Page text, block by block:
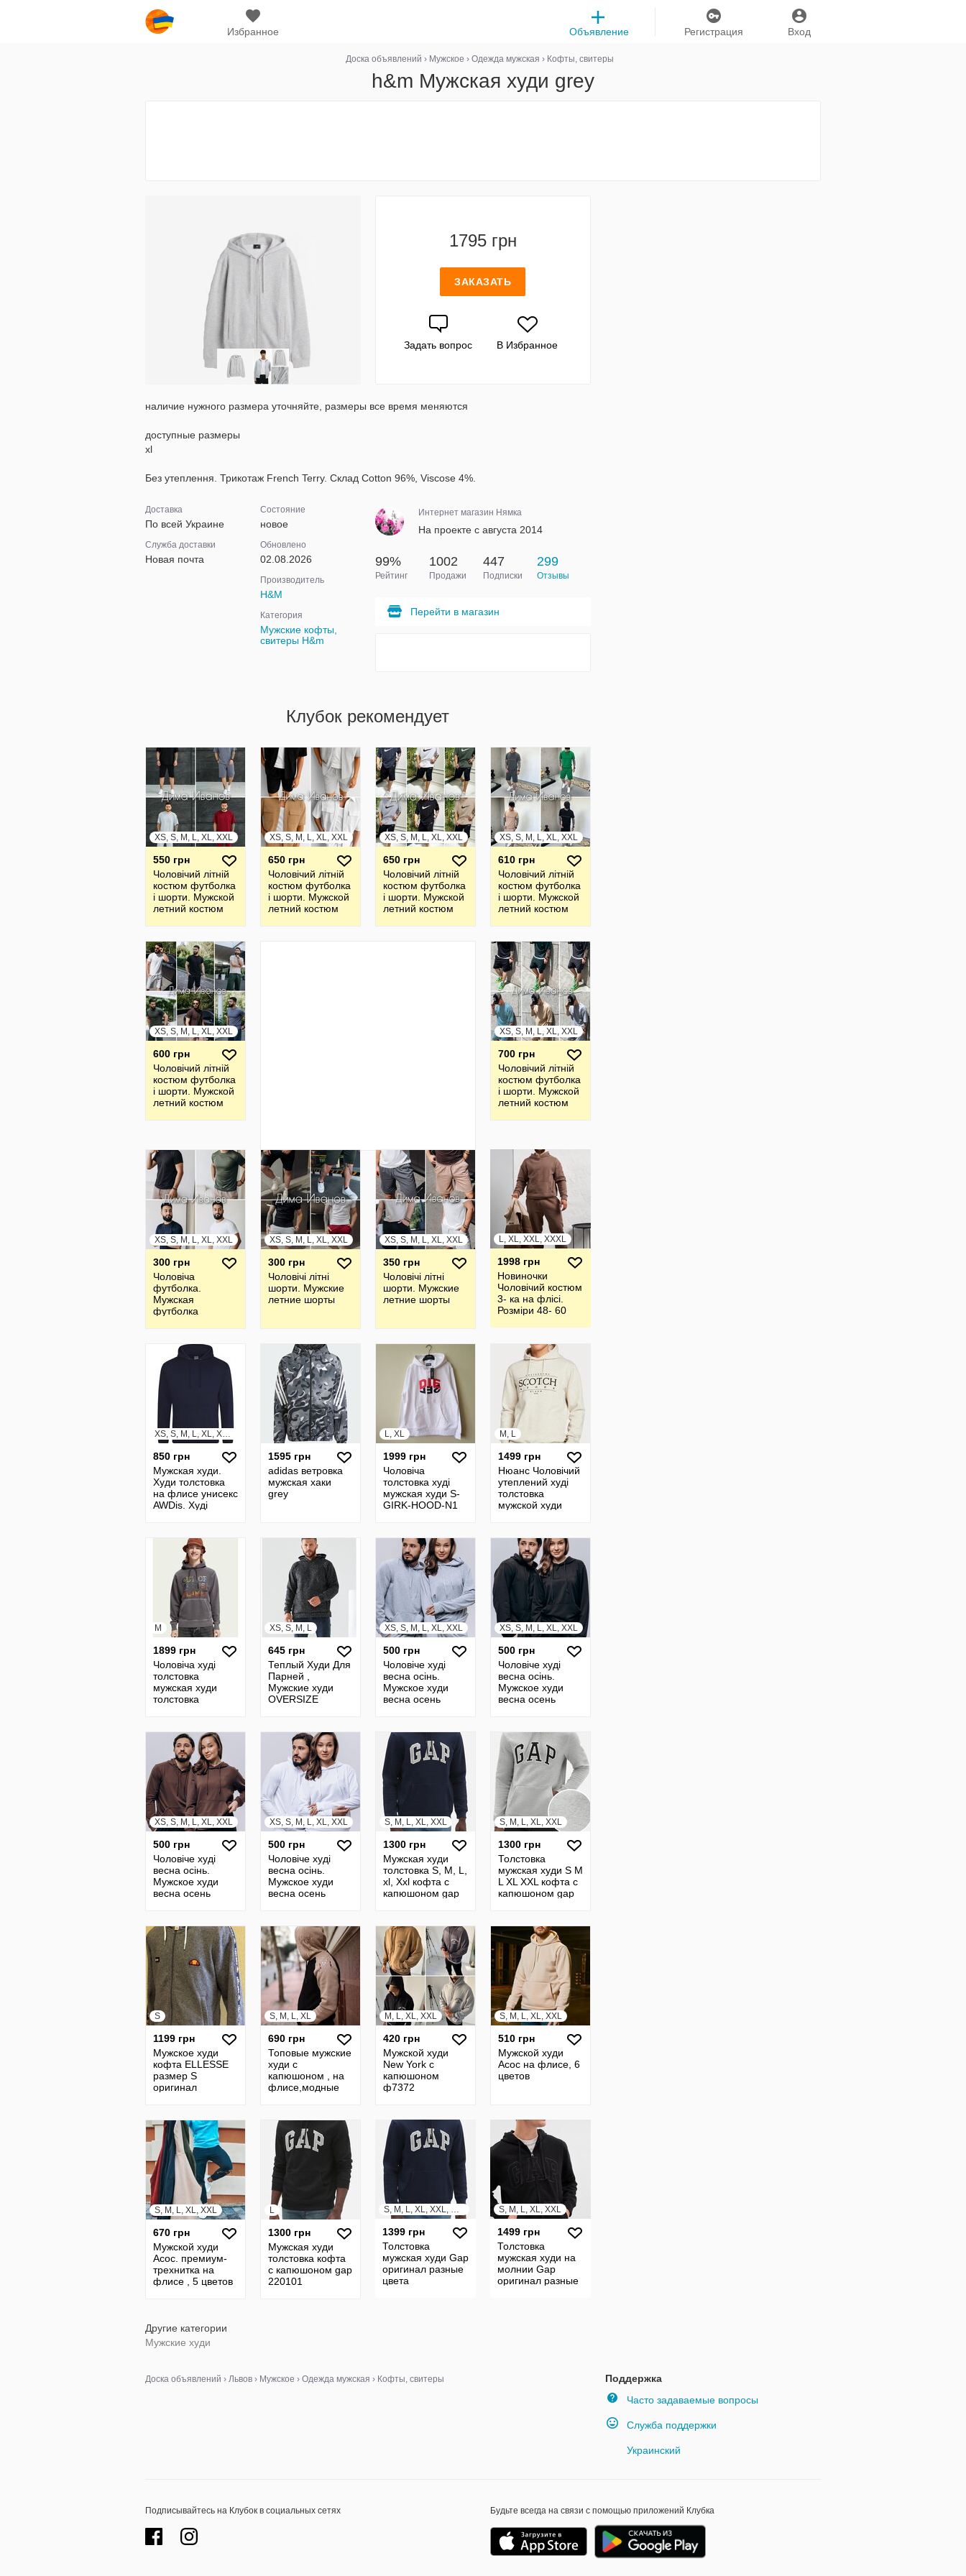
Избранное Вход
Регистрация
Объявление
Доска объявлений › Мужское › Одежда мужская › Кофты, свитеры
h&m Мужская худи grey
1795 грн
ЗАКАЗАТЬ
Задать вопрос В Избранное
наличие нужного размера уточняйте, размеры все время меняются
доступные размеры
xl
Без утеплення. Трикотаж French Terry. Склад Cotton 96%, Viscose 4%.
Доставка
По всей Украине
Служба доставки
Новая почта
Состояние
новое
Обновлено
02.08.2026
Производитель
H&M
Категория
Мужские кофты,
свитеры H&m
Интернет магазин Нямка
На проекте с августа 2014
99%
Рейтинг
1002
Продажи
447
Подписки
299
Отзывы
Перейти в магазин
Клубок рекомендует
XS, S, M, L, XL, XXL
550 грн
Чоловічий літній
костюм футболка
і шорти. Мужской
летний костюм
XS, S, M, L, XL, XXL
650 грн
Чоловічий літній
костюм футболка
і шорти. Мужской
летний костюм
XS, S, M, L, XL, XXL
650 грн
Чоловічий літній
костюм футболка
і шорти. Мужской
летний костюм
XS, S, M, L, XL, XXL
610 грн
Чоловічий літній
костюм футболка
і шорти. Мужской
летний костюм
XS, S, M, L, XL, XXL
600 грн
Чоловічий літній
костюм футболка
і шорти. Мужской
летний костюм
XS, S, M, L, XL, XXL
700 грн
Чоловічий літній
костюм футболка
і шорти. Мужской
летний костюм
XS, S, M, L, XL, XXL
300 грн
Чоловіча
футболка.
Мужская
футболка
XS, S, M, L, XL, XXL
300 грн
Чоловічі літні
шорти. Мужские
летние шорты
XS, S, M, L, XL, XXL
350 грн
Чоловічі літні
шорти. Мужские
летние шорты
L, XL, XXL, XXXL
1998 грн
Новиночки
Чоловічий костюм
3- ка на флісі.
Розміри 48- 60
XS, S, M, L, XL, XXL, XXXL
850 грн
Мужская худи.
Худи толстовка
на флисе унисекс
AWDis. Худі
Худі фліс
1595 грн
adidas ветровка
мужская хаки
grey
L, XL
1999 грн
Чоловіча
толстовка худі
мужская худи S-
GIRK-HOOD-N1
M, L
1499 грн
Нюанс Чоловічий
утеплений худі
толстовка
мужской худи
Оригінал
M
1899 грн
Чоловіча худі
толстовка
мужская худи
толстовка
XS, S, M, L
645 грн
Теплый Худи Для
Парней ,
Мужские худи
OVERSIZE
XS, S, M, L, XL, XXL
500 грн
Чоловіче худі
весна осінь.
Мужское худи
весна осень
XS, S, M, L, XL, XXL
500 грн
Чоловіче худі
весна осінь.
Мужское худи
весна осень
XS, S, M, L, XL, XXL
500 грн
Чоловіче худі
весна осінь.
Мужское худи
весна осень
XS, S, M, L, XL, XXL
500 грн
Чоловіче худі
весна осінь.
Мужское худи
весна осень
S, M, L, XL, XXL
1300 грн
Мужская худи
толстовка S, M, L,
xl, Хxl кофта с
капюшоном gap
S, M, L, XL, XXL
1300 грн
Толстовка
мужская худи S M
L XL XXL кофта с
капюшоном gap
S
1199 грн
Мужское худи
кофта ELLESSE
размер S
оригинал
S, M, L, XL
690 грн
Топовые мужские
худи с
капюшоном , на
флисе,модные
M, L, XL, XXL
420 грн
Мужской худи
New York с
капюшоном
ф7372
S, M, L, XL, XXL
510 грн
Мужской худи
Асос на флисе, 6
цветов
S, M, L, XL, XXL
670 грн
Мужской худи
Асос. премиум-
трехнитка на
флисе , 5 цветов
L
1300 грн
Мужская худи
толстовка кофта
с капюшоном gap
220101
S, M, L, XL, XXL, XXXL
1399 грн
Толстовка
мужская худи Gap
оригинал разные
цвета
S, M, L, XL, XXL
1499 грн
Толстовка
мужская худи на
молнии Gap
оригинал разные
Другие категории
Мужские худи
Поддержка
Часто задаваемые вопросы
Служба поддержки
Украинский
Доска объявлений › Львов › Мужское › Одежда мужская › Кофты, свитеры
Подписывайтесь на Клубок в социальных сетях Будьте всегда на связи с помощью приложений Клубка